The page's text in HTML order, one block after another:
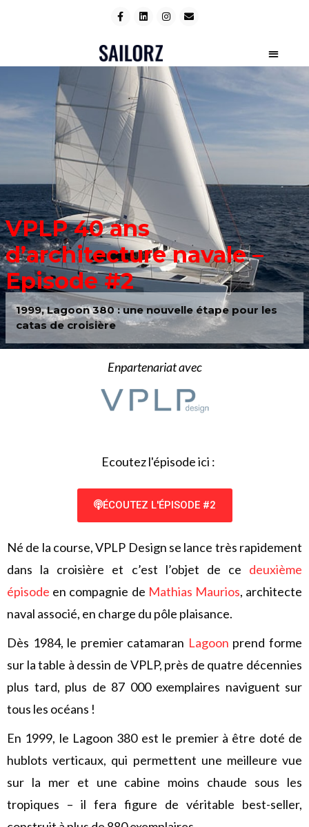
VPLP 40 ans
d’architecture navale –
Episode #2
1999, Lagoon 380 : une nouvelle étape pour les
catas de croisière
Enpartenariat avec
Ecoutez l'épisode ici :
ÉCOUTEZ L'ÉPISODE #2
Né de la course, VPLP Design se lance très rapidement
dans la croisière et c’est l’objet de ce deuxième
épisode en compagnie de Mathias Maurios, architecte
naval associé, en charge du pôle plaisance.
Dès 1984, le premier catamaran Lagoon prend forme
sur la table à dessin de VPLP, près de quatre décennies
plus tard, plus de 87 000 exemplaires naviguent sur
tous les océans !
En 1999, le Lagoon 380 est le premier à être doté de
hublots verticaux, qui permettent une meilleure vue
sur la mer et une cabine moins chaude sous les
tropiques – il fera figure de véritable best-seller,